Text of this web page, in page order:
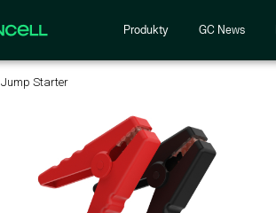
Produkty GC News
Jump Starter